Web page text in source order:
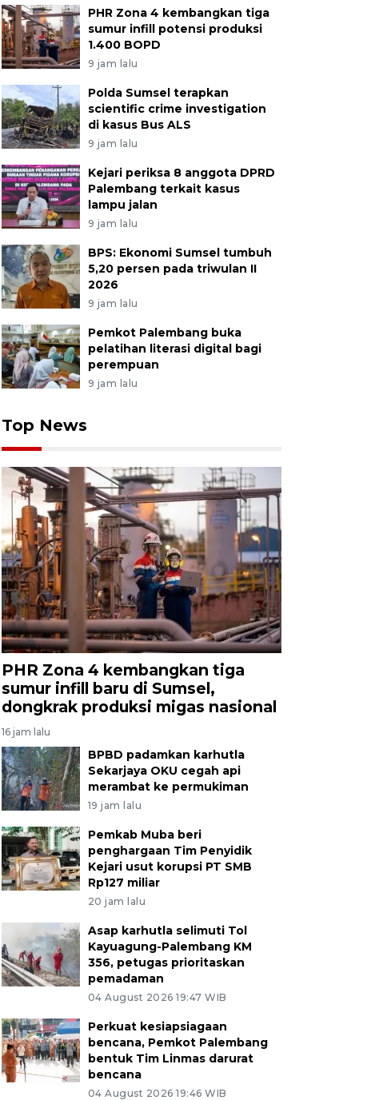
PHR Zona 4 kembangkan tiga
sumur infill potensi produksi
1.400 BOPD
9 jam lalu
Polda Sumsel terapkan
scientific crime investigation
di kasus Bus ALS
9 jam lalu
Kejari periksa 8 anggota DPRD
Palembang terkait kasus
lampu jalan
9 jam lalu
BPS: Ekonomi Sumsel tumbuh
5,20 persen pada triwulan II
2026
9 jam lalu
Pemkot Palembang buka
pelatihan literasi digital bagi
perempuan
9 jam lalu
Top News
PHR Zona 4 kembangkan tiga
sumur infill baru di Sumsel,
dongkrak produksi migas nasional
16 jam lalu
BPBD padamkan karhutla
Sekarjaya OKU cegah api
merambat ke permukiman
19 jam lalu
Pemkab Muba beri
penghargaan Tim Penyidik
Kejari usut korupsi PT SMB
Rp127 miliar
20 jam lalu
Asap karhutla selimuti Tol
Kayuagung-Palembang KM
356, petugas prioritaskan
pemadaman
04 August 2026 19:47 WIB
Perkuat kesiapsiagaan
bencana, Pemkot Palembang
bentuk Tim Linmas darurat
bencana
04 August 2026 19:46 WIB